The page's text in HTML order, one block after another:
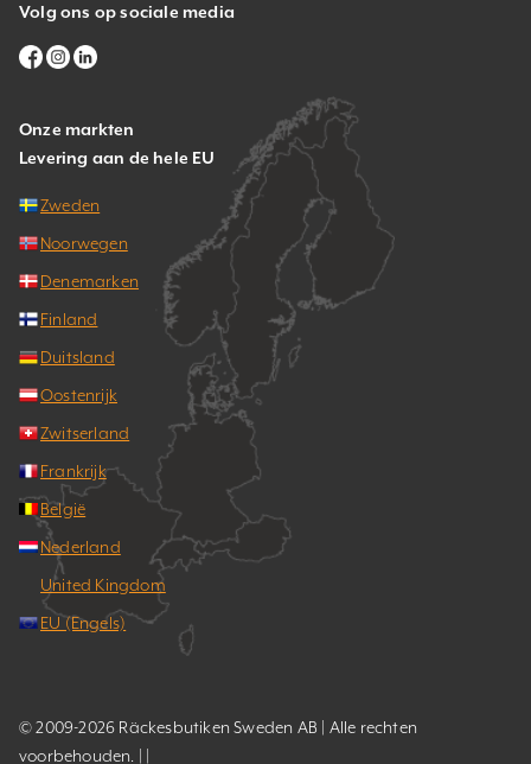
Volg ons op sociale media
Onze markten
Levering aan de hele EU
Zweden
Noorwegen
Denemarken
Finland
Duitsland
Oostenrijk
Zwitserland
Frankrijk
België
Nederland
United Kingdom
EU (Engels)
© 2009-2026 Räckesbutiken Sweden AB | Alle rechten
voorbehouden. | |